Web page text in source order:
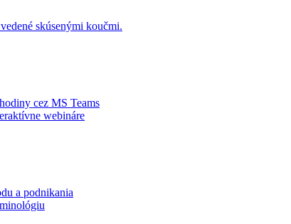
skúsenými koučmi.
cez MS Teams
webináre
a podnikania